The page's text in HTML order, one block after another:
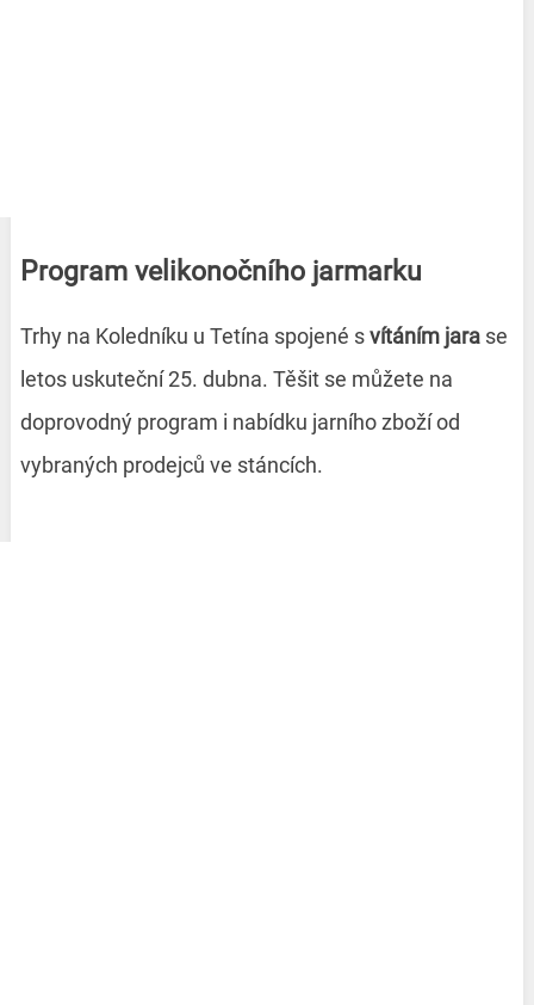
Program velikonočního jarmarku
Trhy na Koledníku u Tetína spojené svítáním jarase
letos uskuteční 25. dubna. Těšit se můžete na
doprovodný program i nabídku jarního zboží od
vybraných prodejců ve stáncích.